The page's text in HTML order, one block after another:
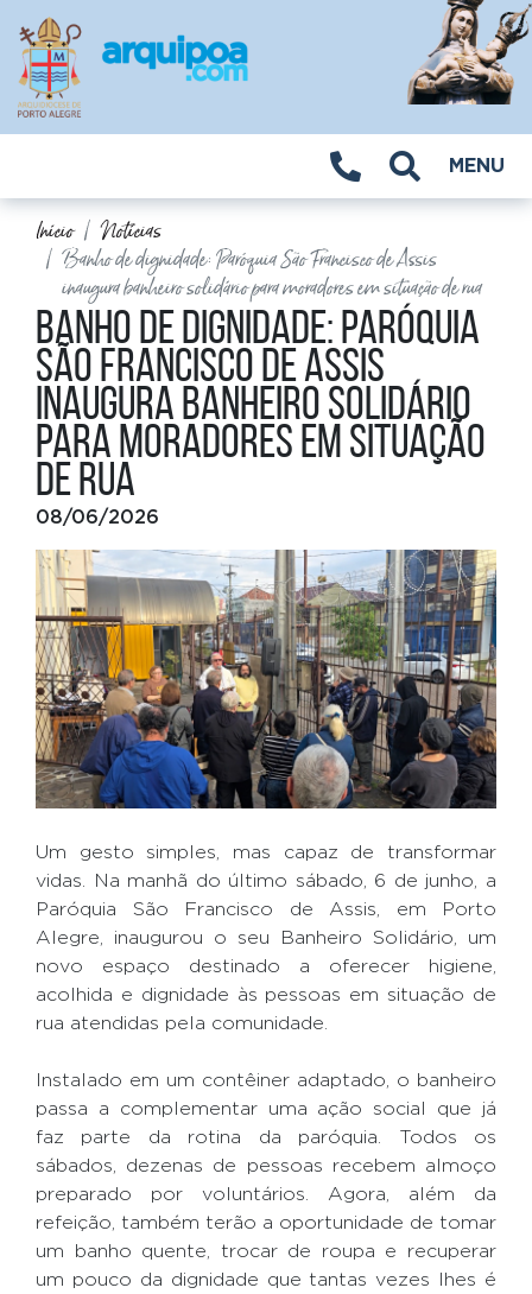
MENU
Início
Notícias
Banho de dignidade: Paróquia São Francisco de Assis
inaugura banheiro solidário para moradores em situação de rua
Banho de dignidade: Paróquia
São Francisco de Assis
inaugura banheiro solidário
para moradores em situação
de rua
08/06/2026
Um gesto simples, mas capaz de transformar
vidas. Na manhã do último sábado, 6 de junho, a
Paróquia São Francisco de Assis, em Porto
Alegre, inaugurou o seu Banheiro Solidário, um
novo espaço destinado a oferecer higiene,
acolhida e dignidade às pessoas em situação de
rua atendidas pela comunidade.
Instalado em um contêiner adaptado, o banheiro
passa a complementar uma ação social que já
faz parte da rotina da paróquia. Todos os
sábados, dezenas de pessoas recebem almoço
preparado por voluntários. Agora, além da
refeição, também terão a oportunidade de tomar
um banho quente, trocar de roupa e recuperar
um pouco da dignidade que tantas vezes lhes é